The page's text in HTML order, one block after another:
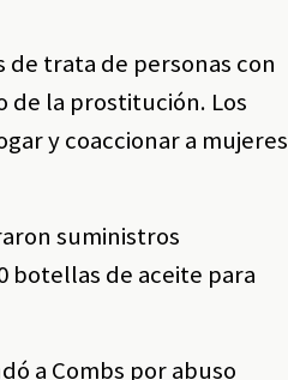
de trata de personas con
de la prostitución. Los
y coaccionar a mujeres
suministros
botellas de aceite para
a Combs por abuso